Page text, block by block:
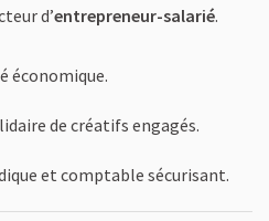
d’entrepreneur-salarié.
économique.
de créatifs engagés.
et comptable sécurisant.